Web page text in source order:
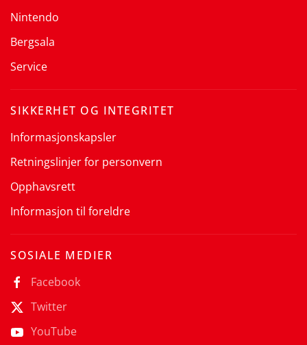
Nintendo
Bergsala
Service
SIKKERHET OG INTEGRITET
Informasjonskapsler
Retningslinjer for personvern
Opphavsrett
Informasjon til foreldre
SOSIALE MEDIER
Facebook
Twitter
YouTube